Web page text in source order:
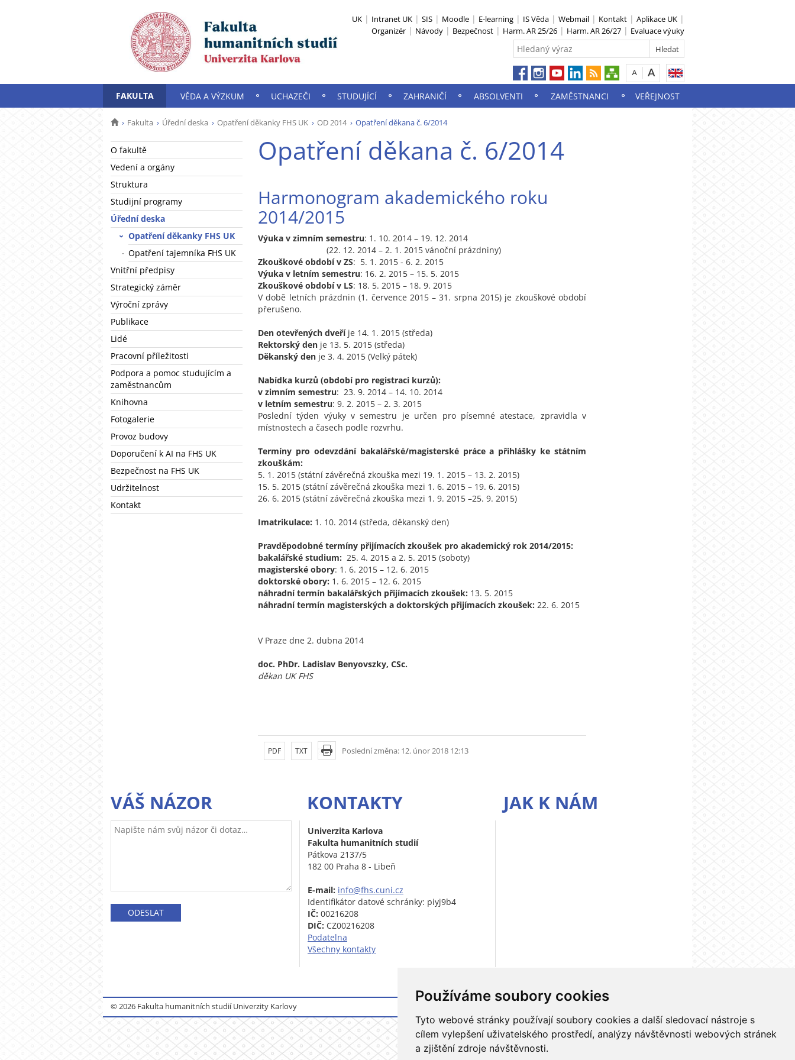
Používáme soubory cookies
Tyto webové stránky používají soubory cookies a další sledovací nástroje s
cílem vylepšení uživatelského prostředí, analýzy návštěvnosti webových stránek
a zjištění zdroje návštěvnosti.
UK Intranet UK SIS Moodle E-learning IS Věda Webmail Kontakt
Aplikace UK
Organizér
Návody Bezpečnost Harm. AR 25/26 Harm. AR 26/27 Evaluace výuky
FAKULTA VĚDA A VÝZKUM UCHAZEČI STUDUJÍCÍ ZAHRANIČÍ ABSOLVENTI ZAMĚSTNANCI VEŘEJNOST
Fakulta Úřední deska Opatření děkanky FHS UK OD 2014 Opatření děkana č. 6/2014
O fakultě
Vedení a orgány
Struktura
Studijní programy
Úřední deska
Opatření děkanky FHS UK
Opatření tajemníka FHS UK
Vnitřní předpisy
Strategický záměr
Výroční zprávy
Publikace
Lidé
Pracovní příležitosti
Podpora a pomoc studujícím a
zaměstnancům
Knihovna
Fotogalerie
Provoz budovy
Doporučení k AI na FHS UK
Bezpečnost na FHS UK
Udržitelnost
Kontakt
Opatření děkana č. 6/2014
Harmonogram akademického roku
2014/2015
Výuka v zimním semestru: 1. 10. 2014 – 19. 12. 2014
(22. 12. 2014 – 2. 1. 2015 vánoční prázdniny)
Zkouškové období v ZS: 5. 1. 2015 - 6. 2. 2015
Výuka v letním semestru: 16. 2. 2015 – 15. 5. 2015
Zkouškové období v LS: 18. 5. 2015 – 18. 9. 2015
V době letních prázdnin (1. července 2015 – 31. srpna 2015) je zkouškové období
přerušeno.
Den otevřených dveří je 14. 1. 2015 (středa)
Rektorský den je 13. 5. 2015 (středa)
Děkanský den je 3. 4. 2015 (Velký pátek)
Nabídka kurzů (období pro registraci kurzů):
v zimním semestru: 23. 9. 2014 – 14. 10. 2014
v letním semestru: 9. 2. 2015 – 2. 3. 2015
Poslední týden výuky v semestru je určen pro písemné atestace, zpravidla v
místnostech a časech podle rozvrhu.
Termíny pro odevzdání bakalářské/magisterské práce a přihlášky ke státním
zkouškám:
5. 1. 2015 (státní závěrečná zkouška mezi 19. 1. 2015 – 13. 2. 2015)
15. 5. 2015 (státní závěrečná zkouška mezi 1. 6. 2015 – 19. 6. 2015)
26. 6. 2015 (státní závěrečná zkouška mezi 1. 9. 2015 –25. 9. 2015)
Imatrikulace: 1. 10. 2014 (středa, děkanský den)
Pravděpodobné termíny přijímacích zkoušek pro akademický rok 2014/2015:
bakalářské studium: 25. 4. 2015 a 2. 5. 2015 (soboty)
magisterské obory: 1. 6. 2015 – 12. 6. 2015
doktorské obory: 1. 6. 2015 – 12. 6. 2015
náhradní termín bakalářských přijímacích zkoušek: 13. 5. 2015
náhradní termín magisterských a doktorských přijímacích zkoušek: 22. 6. 2015
V Praze dne 2. dubna 2014
doc. PhDr. Ladislav Benyovszky, CSc.
děkan UK FHS
Poslední změna: 12. únor 2018 12:13
PDF TXT
VÁŠ NÁZOR KONTAKTY
Univerzita Karlova
Fakulta humanitních studií
Pátkova 2137/5
182 00 Praha 8 - Libeň
E-mail: info@fhs.cuni.cz
Identifikátor datové schránky: piyj9b4
IČ: 00216208
DIČ: CZ00216208
Podatelna
Všechny kontakty
JAK K NÁM
© 2026 Fakulta humanitních studií Univerzity Karlovy Přihlášení do informačního systému UK